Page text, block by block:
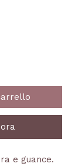
e guance.